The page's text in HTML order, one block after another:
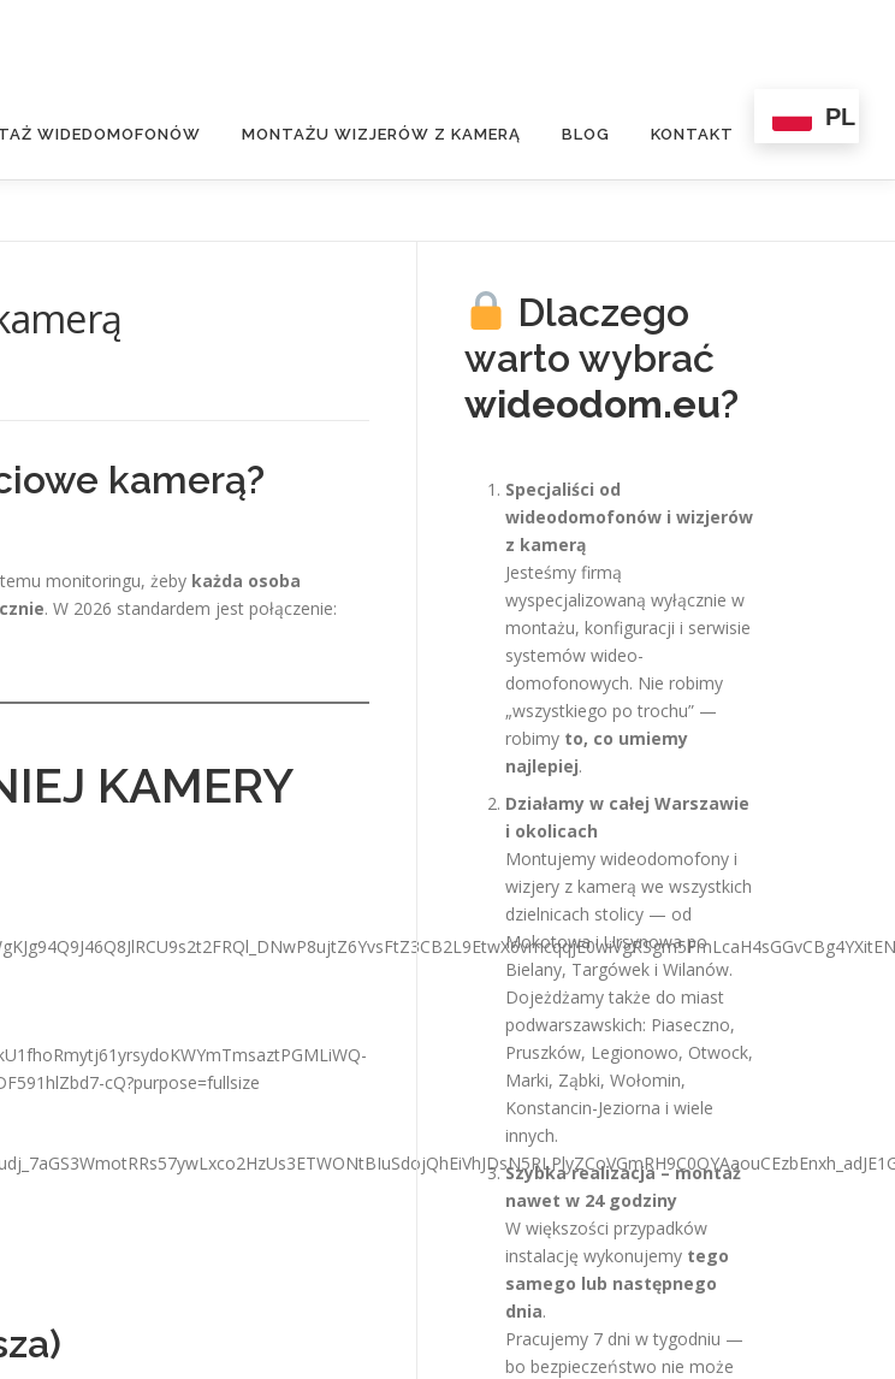
WIDEDOMOFONÓW MONTAŻU WIZJERÓW Z KAMERĄ BLOG KONTAKT
PL
kamerą?
monitoringu, żeby każda osoba
. W 2026 standardem jest połączenie:
KAMERY
Dlaczego
warto wybrać
wideodom.eu?
Specjaliści od
wideodomofonów i wizjerów
z kamerą
Jesteśmy firmą
wyspecjalizowaną wyłącznie w
montażu, konfiguracji i serwisie
systemów wideo-
domofonowych. Nie robimy
„wszystkiego po trochu” —
robimy to, co umiemy
najlepiej.
Działamy w całej Warszawie
i okolicach
Montujemy wideodomofony i
wizjery z kamerą we wszystkich
dzielnicach stolicy — od
Mokotowa i Ursynowa po
Bielany, Targówek i Wilanów.
Dojeżdżamy także do miast
podwarszawskich: Piaseczno,
Pruszków, Legionowo, Otwock,
Marki, Ząbki, Wołomin,
Konstancin-Jeziorna i wiele
innych.
Szybka realizacja – montaż
nawet w 24 godziny
W większości przypadków
instalację wykonujemy tego
samego lub następnego
dnia.
Pracujemy 7 dni w tygodniu —
bo bezpieczeństwo nie może